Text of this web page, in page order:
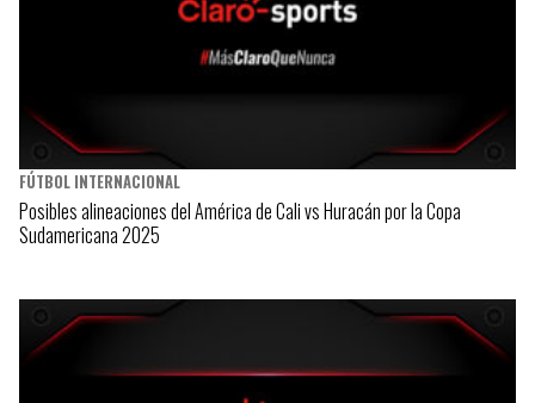
FÚTBOL INTERNACIONAL
Posibles alineaciones del América de Cali vs Huracán por la Copa
Sudamericana 2025